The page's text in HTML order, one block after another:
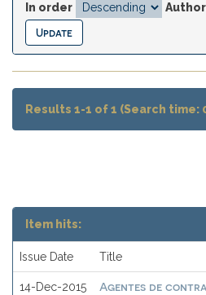
In order
Results 1-1 of 1 (Search time:
Item hits:
Issue Date Title
14-Dec-2015
Agentes de